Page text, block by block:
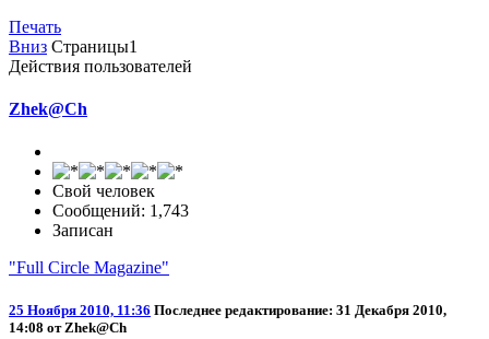
Печать
Вниз Страницы1
Действия пользователей
Zhek@Ch
Свой человек
Сообщений: 1,743
Записан
"Full Circle Magazine"
25 Ноября 2010, 11:36 Последнее редактирование: 31 Декабря 2010,
14:08 от Zhek@Ch